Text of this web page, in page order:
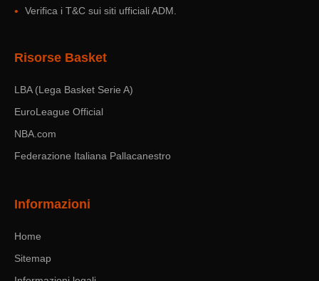
Verifica i T&C sui siti ufficiali ADM.
Risorse Basket
LBA (Lega Basket Serie A)
EuroLeague Official
NBA.com
Federazione Italiana Pallacanestro
Informazioni
Home
Sitemap